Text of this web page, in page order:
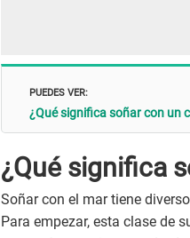
PUEDES VER:
¿Qué significa soñar con un
¿Qué significa
Soñar con el mar tiene
Para empezar, esta clase de